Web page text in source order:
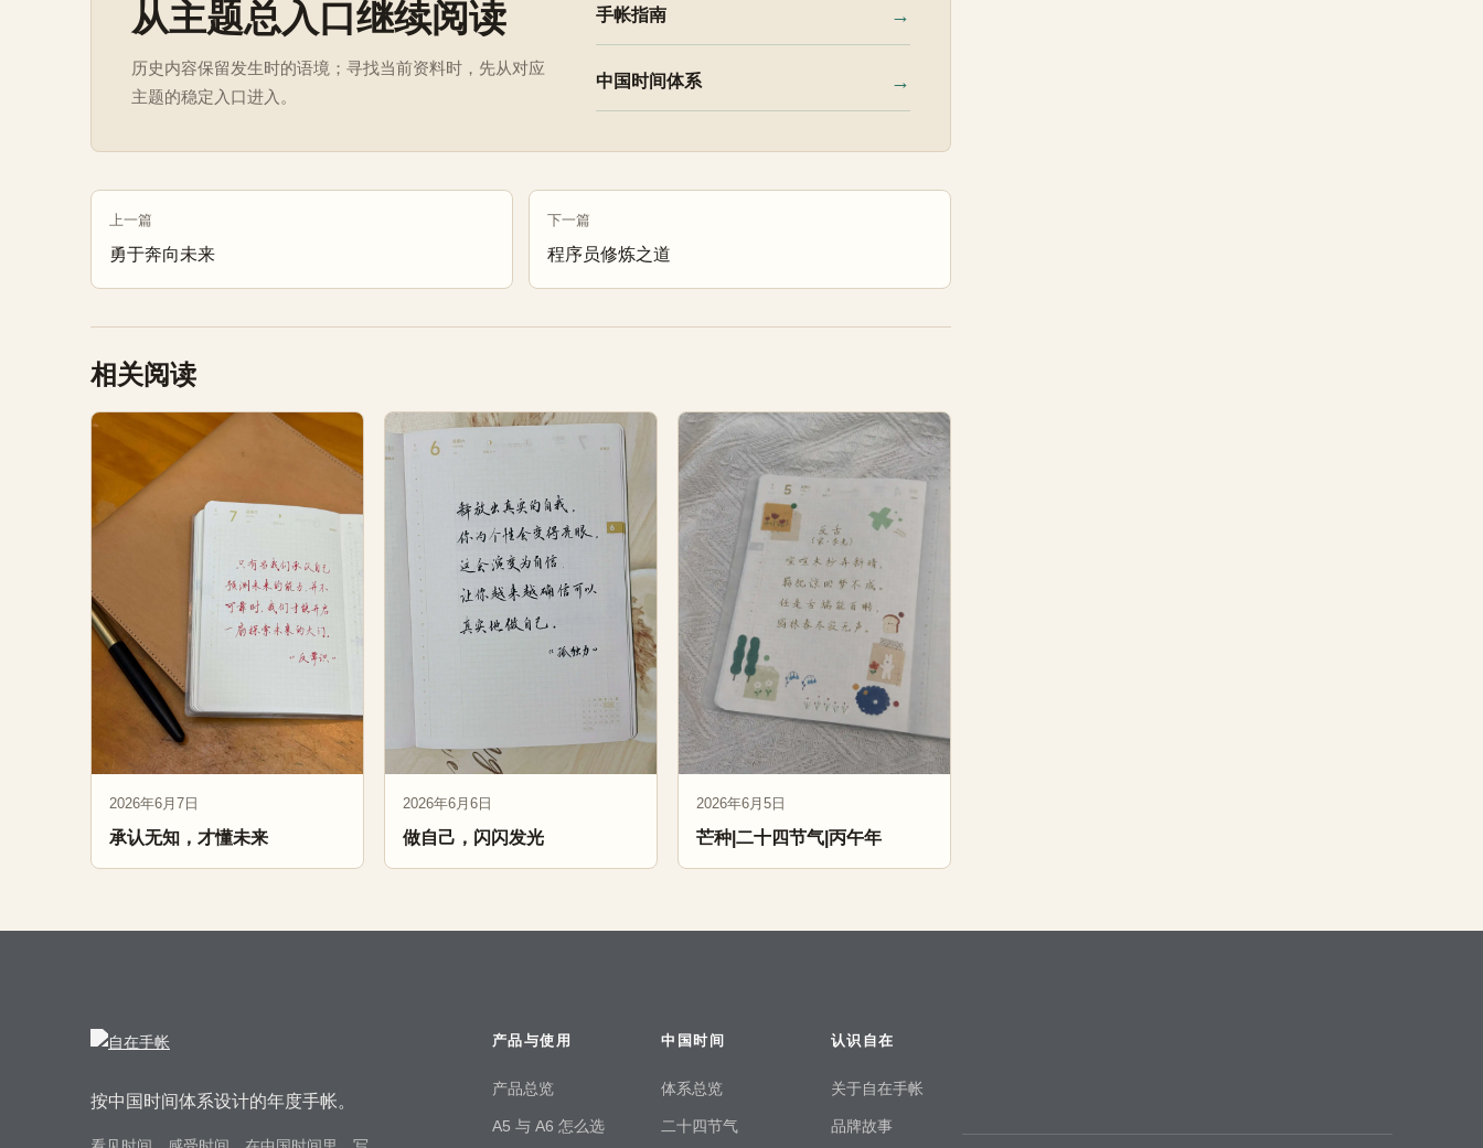
从主题总入口继续阅读
历史内容保留发生时的语境；寻找当前资料时，先从对应
主题的稳定入口进入。
手帐指南 →
中国时间体系 →
上一篇
勇于奔向未来
下一篇
程序员修炼之道
相关阅读
2026年6月7日
承认无知，才懂未来
2026年6月6日
做自己，闪闪发光
2026年6月5日
芒种|二十四节气|丙午年
按中国时间体系设计的年度手帐。
产品与使用
产品总览
A5 与 A6 怎么选
中国时间
体系总览
二十四节气
认识自在
关于自在手帐
品牌故事